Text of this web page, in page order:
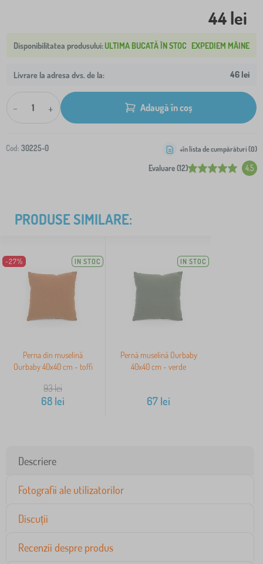
44 lei
ULTIMA BUCATĂ ÎN STOC EXPEDIEM MÂINE
Livrare la adresa dvs. de la: 46 lei
- + Adaugă în coș
Cod: 30225-0
Evaluare (12) 4.5
+în lista de cumpărături (0)
PRODUSE SIMILARE:
-27% IN STOC
Perna din muselină
Ourbaby 40x40 cm - toffi
93lei
68 lei
IN STOC
Pernă muselină Ourbaby
40x40 cm - verde
67 lei
Descriere
Fotografii ale utilizatorilor
Discuții
Recenzii despre produs